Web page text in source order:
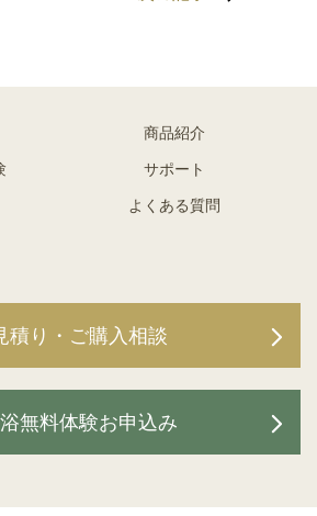
商品紹介
サポート
よくある質問
積り・ご購入相談
無料体験お申込み